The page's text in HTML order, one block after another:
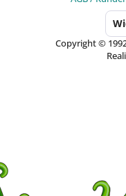
Copyright ©